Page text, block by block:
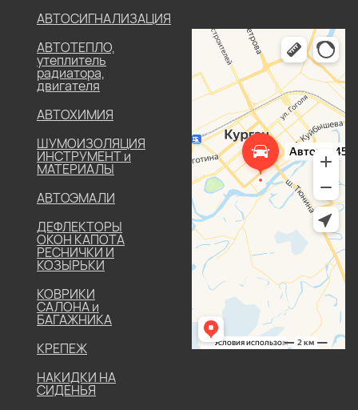
АВТОСИГНАЛИЗАЦИЯ
АВТОТЕПЛО,
утеплитель
радиатора,
двигателя
АВТОХИМИЯ
ШУМОИЗОЛЯЦИЯ
ИНСТРУМЕНТ и
МАТЕРИАЛЫ
АВТОЭМАЛИ
ДЕФЛЕКТОРЫ
ОКОН КАПОТА
РЕСНИЧКИ И
КОЗЫРЬКИ
КОВРИКИ
САЛОНА и
БАГАЖНИКА
КРЕПЕЖ
НАКИДКИ НА
СИДЕНЬЯ